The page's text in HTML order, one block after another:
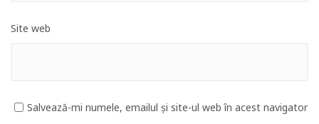
Site web
Salvează-mi numele, emailul și site-ul web în acest navigator